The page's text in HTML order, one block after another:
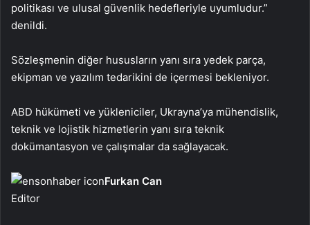
politikası ve ulusal güvenlik hedefleriyle uyumludur.”
denildi.
Sözleşmenin diğer hususların yanı sıra yedek parça,
ekipman ve yazılım tedarikini de içermesi bekleniyor.
ABD hükümeti ve yükleniciler, Ukrayna’ya mühendislik,
teknik ve lojistik hizmetlerin yanı sıra teknik
dokümantasyon ve çalışmalar da sağlayacak.
Furkan Can
Editor